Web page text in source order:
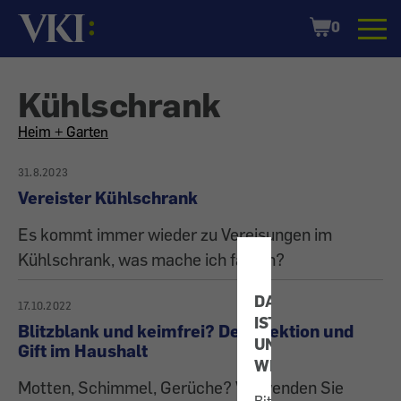
DATENSCHUTZ
IST
UNS
WICHTIG!
Startseite
Shopping
Cart
0
Kühlschrank
All
articles
on
the
topic
Heim + Garten
31.8.2023
Vereister Kühlschrank
Es kommt immer wieder zu Vereisungen im
Kühlschrank, was mache ich falsch?
17.10.2022
Blitzblank und keimfrei? Desinfektion und
Gift im Haushalt
Motten, Schimmel, Gerüche? Verwenden Sie